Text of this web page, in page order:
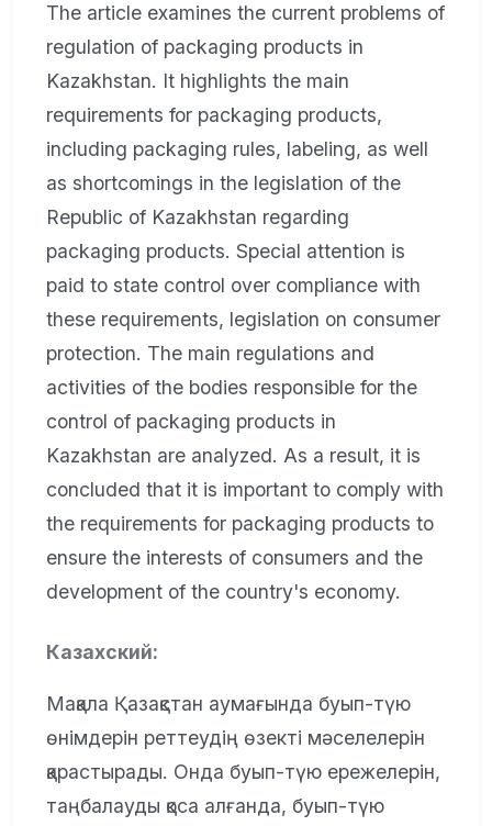
The article examines the current problems of
regulation of packaging products in
Kazakhstan. It highlights the main
requirements for packaging products,
including packaging rules, labeling, as well
as shortcomings in the legislation of the
Republic of Kazakhstan regarding
packaging products. Special attention is
paid to state control over compliance with
these requirements, legislation on consumer
protection. The main regulations and
activities of the bodies responsible for the
control of packaging products in
Kazakhstan are analyzed. As a result, it is
concluded that it is important to comply with
the requirements for packaging products to
ensure the interests of consumers and the
development of the country's economy.
Казахский:
Мақала Қазақстан аумағында буып-түю
өнімдерін реттеудің өзекті мәселелерін
қарастырады. Онда буып-түю ережелерін,
таңбалауды қоса алғанда, буып-түю